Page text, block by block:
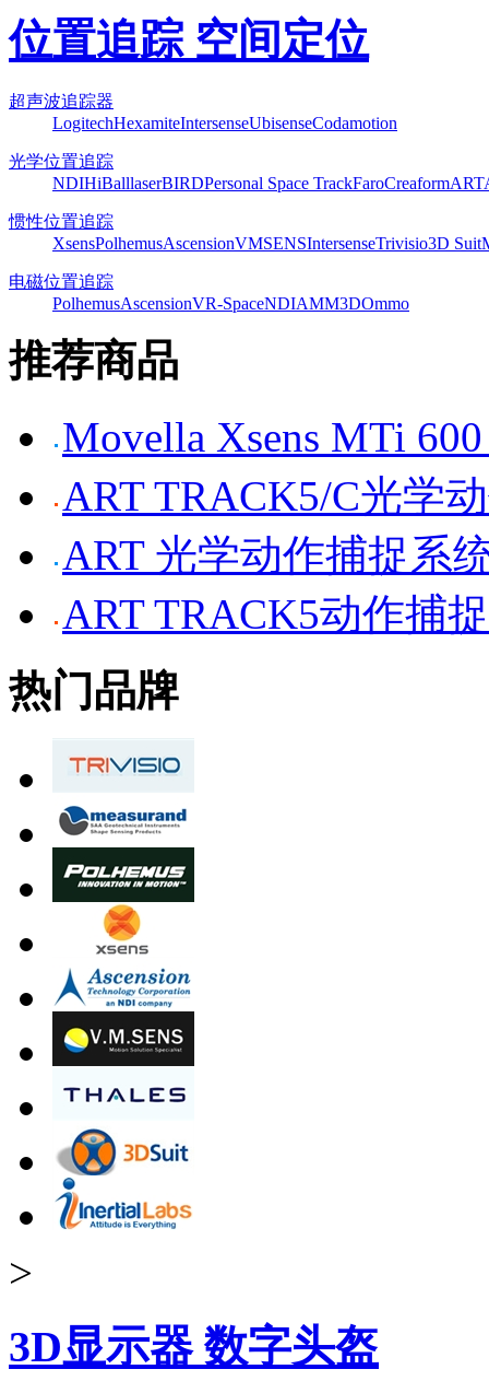
位置追踪 空间定位
超声波追踪器
LogitechHexamiteIntersenseUbisenseCodamotion
光学位置追踪
NDIHiBalllaserBIRDPersonal Space TrackFaroCreaformART
惯性位置追踪
XsensPolhemusAscensionVMSENSIntersenseTrivisio3D Suit
电磁位置追踪
PolhemusAscensionVR-SpaceNDIAMM3DOmmo
推荐商品
Movella Xsens MTi
ART TRACK5/C光学
ART 光学动作捕捉系
ART TRACK5动作捕
热门品牌
>
3D显示器 数字头盔